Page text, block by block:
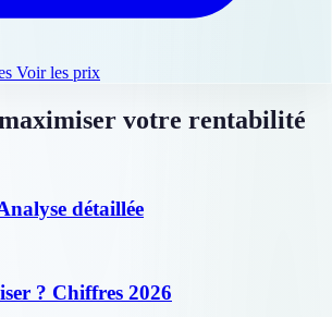
Voir les prix
votre rentabilité
détaillée
? Chiffres 2026